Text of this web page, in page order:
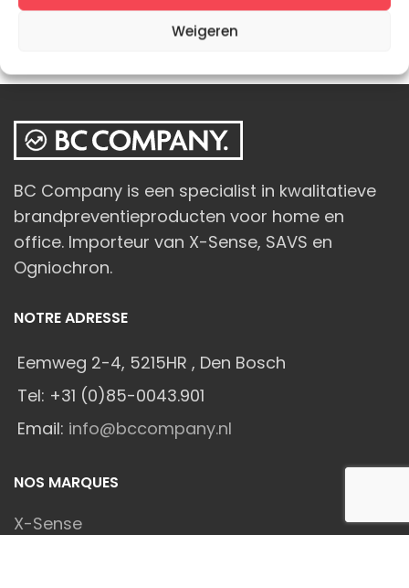
Weigeren
BC Company is een specialist in kwalitatieve
brandpreventieproducten voor home en
office. Importeur van X-Sense, SAVS en
Ogniochron.
NOTRE ADRESSE
Eemweg 2-4, 5215HR , Den Bosch
Tel: +31 (0)85-0043.901
Email: info@bccompany.nl
NOS MARQUES
X-Sense